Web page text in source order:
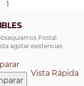
Postal.
agotar existencias
Vista Rápida